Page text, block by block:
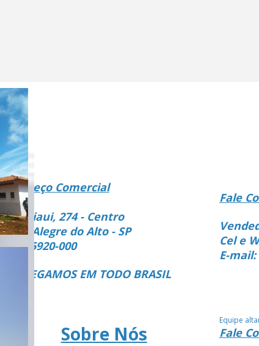
Endereço Comercial
Rua Piaui, 274 - Centro
Vista Alegre do Alto - SP
CEP 15920-000
ENTREGAMOS EM TODO BRASIL
Sobre Nós
Fale
Cel e
E-
Equipe
Fale